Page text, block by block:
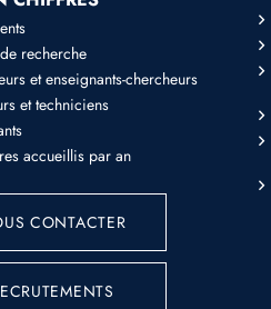
recherche
et enseignants-chercheurs
et techniciens
accueillis par an
CONTACTER